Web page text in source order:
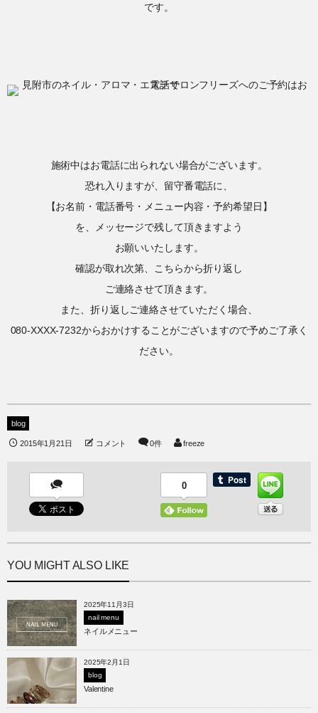
です。
施術中はお電話に出られない場合がございます。
恐れ入りますが、留守番電話に、
【お名前・電話番号・メニュー内容・予約希望日】
を、メッセージで残して頂きますよう
お願いいたします。
確認が取れ次第、こちらから折り返し
ご連絡させて頂きます。
また、折り返しご連絡させていただく場合、
080-XXXX-7232からおかけすることがございますので予めご了承く
ださい。
blog
2015年1月21日 コメント 0件 freeze
0
YOU MIGHT ALSO LIKE
2025年11月3日
nail menu
ネイルメニュー
2025年2月1日
blog
Valentine